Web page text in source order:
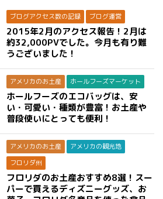
ブログアクセス数の記録 ブログ運営
2015年2月のアクセス報告！2月は
約32,000PVでした。今月も有り難
うございました！
アメリカのお土産 ホールフーズマーケット
ホールフーズのエコバッグは、安
い・可愛い・種類が豊富！お土産や
普段使いにとっても便利！
アメリカのお土産
アメリカの観光地
フロリダ州
フロリダのお土産おすすめ8選！スー
パーで買えるディズニーグッズ、お